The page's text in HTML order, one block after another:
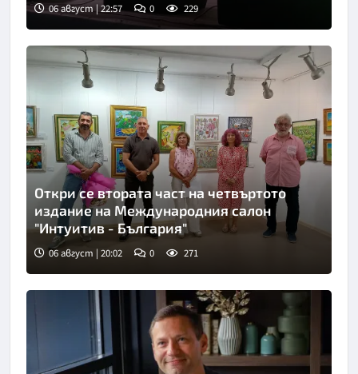
06 август | 22:57 0 229
Откри се втората част на четвъртото
издание на Международния салон
"Интуитив - България"
06 август | 20:02 0 271